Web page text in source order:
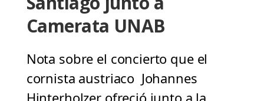
Camerata UNAB
Nota sobre el concierto que el
cornista austriaco Johannes